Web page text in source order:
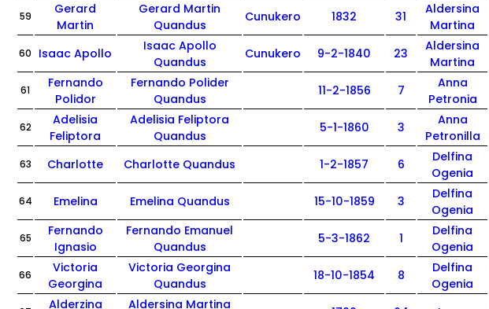
59
Gerard
Martin
Gerard Martin
Quandus
Cunukero 1832 31
Aldersina
Martina
60 Isaac Apollo
Isaac Apollo
Quandus
Cunukero 9-2-1840 23
Aldersina
Martina
61
Fernando
Polidor
Fernando Polider
Quandus
11-2-1856 7
Anna
Petronia
62
Adelisia
Feliptora
Adelisia Feliptora
Quandus
5-1-1860 3
Anna
Petronilla
63 Charlotte Charlotte Quandus 1-2-1857 6
Delfina
Ogenia
64 Emelina Emelina Quandus 15-10-1859 3
Delfina
Ogenia
65
Fernando
Ignasio
Fernando Emanuel
Quandus
5-3-1862 1
Delfina
Ogenia
66
Victoria
Georgina
Victoria Georgina
Quandus
18-10-1854 8
Delfina
Ogenia
Alderzina Aldersina Martina